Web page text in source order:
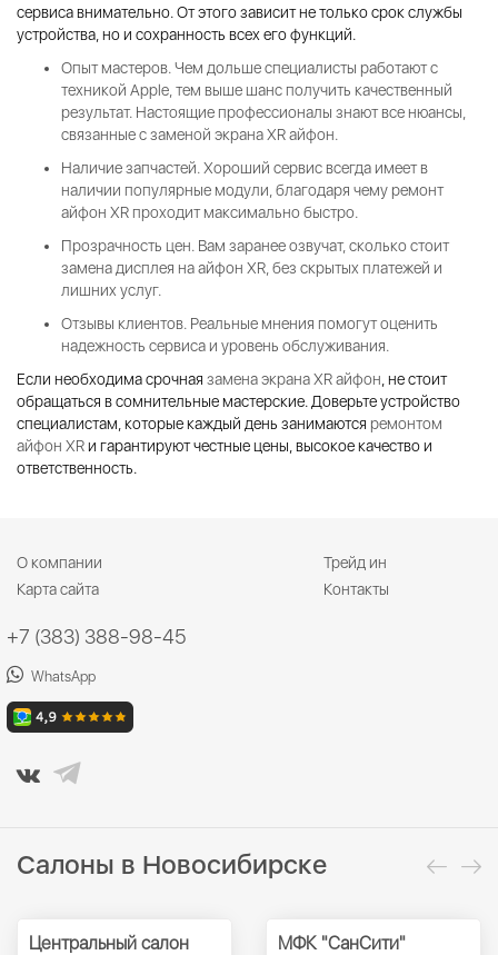
сервиса внимательно. От этого зависит не только срок службы
устройства, но и сохранность всех его функций.
Опыт мастеров. Чем дольше специалисты работают с
техникой Apple, тем выше шанс получить качественный
результат. Настоящие профессионалы знают все нюансы,
связанные сзаменой экрана XR айфон.
Наличие запчастей. Хороший сервис всегда имеет в
наличии популярные модули, благодаря чему ремонт
айфон XR проходит максимально быстро.
Прозрачность цен. Вам заранее озвучат, сколько стоит
замена дисплея на айфон XR , без скрытых платежей и
лишних услуг.
Отзывы клиентов. Реальные мнения помогут оценить
надежность сервиса и уровень обслуживания.
Если необходима срочная замена экрана XR айфон , не стоит
обращаться в сомнительные мастерские. Доверьте устройство
специалистам, которые каждый день занимаются ремонтом
айфон XRи гарантируют честные цены, высокое качество и
ответственность.
О компании
Трейд ин
Карта сайта
Контакты
+7 (383) 388-98-45
WhatsApp
Салоны в Новосибирске
Центральный салон МФК "СанСити"